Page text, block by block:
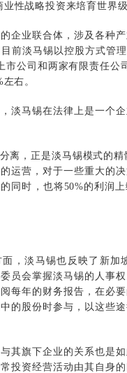
性战略投资来培育世界
业联合体，涉及各种产
前淡马锡以控股方式管
市公司和两家有限责任公
右。
马锡在法律上是一个企
，正是淡马锡模式的精
运营，对于一些重大的
同时，也将50%的利润
淡马锡也反映了新加
员会掌握淡马锡的人事
每年的财务报告，在必
的股份时参与，以这些
旗下企业的关系也是如
投资经营活动由其自身